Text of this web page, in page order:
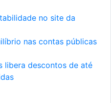
no site da
nas contas públicas
libera descontos de até